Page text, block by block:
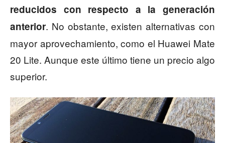
reducidos con respecto a la generación
anterior. No obstante, existen alternativas con
mayor aprovechamiento, como el Huawei Mate
20 Lite. Aunque este último tiene un precio algo
superior.